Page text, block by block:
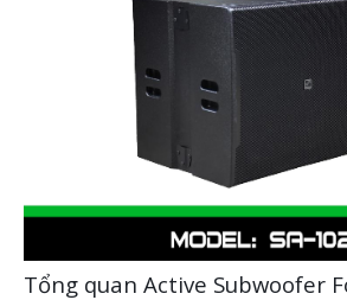
Tổng quan Active Subwoofer